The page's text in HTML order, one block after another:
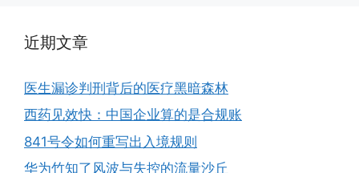
近期文章
医生漏诊判刑背后的医疗黑暗森林
西药见效快：中国企业算的是合规账
841号令如何重写出入境规则
华为竹知了风波与失控的流量沙丘